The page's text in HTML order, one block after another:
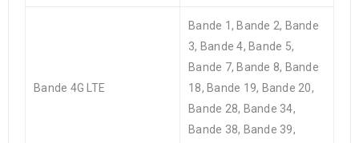
Bande 4G LTE
Bande 1, Bande 2, Bande
3, Bande 4, Bande 5,
Bande 7, Bande 8, Bande
18, Bande 19, Bande 20,
Bande 28, Bande 34,
Bande 38, Bande 39,